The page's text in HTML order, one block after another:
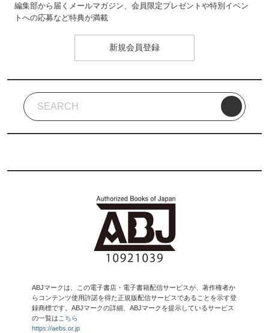
編集部から届くメールマガジン、会員限定プレゼントや特別イベン
トへの応募など特典が満載
新規会員登録
ABJマークは、この電子書店・電子書籍配信サービスが、著作権者か
らコンテンツ使用許諾を得た正規版配信サービスであることを示す登
録商標です。ABJマークの詳細、ABJマークを提示しているサービス
の一覧は こちら
https://aebs.or.jp